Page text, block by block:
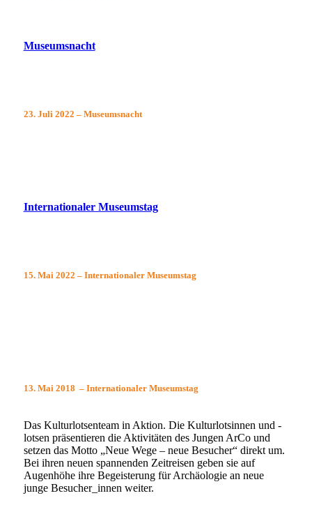
Museumsnacht
23. Juli 2022 – Museumsnacht
Internationaler Museumstag
15. Mai 2022 – Internationaler Museumstag
13. Mai 2018 – Internationaler Museumstag
Das Kulturlotsenteam in Aktion. Die Kulturlotsinnen und -
lotsen präsentieren die Aktivitäten des Jungen ArCo und
setzen das Motto „Neue Wege – neue Besucher“ direkt um.
Bei ihren neuen spannenden Zeitreisen geben sie auf
Augenhöhe ihre Begeisterung für Archäologie an neue
junge Besucher_innen weiter.